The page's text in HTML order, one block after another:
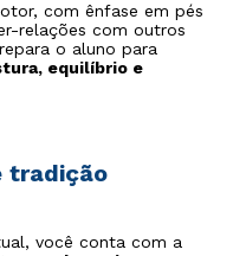
com ênfase em pés
relações com outros
o aluno para
equilíbrio e
tradição
você conta com a